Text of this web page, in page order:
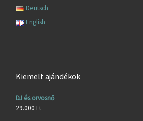
Deutsch
English
Kiemelt ajándékok
DJ és orvosnő
29.000 Ft